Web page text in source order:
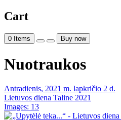
Cart
0 Items Buy now
Nuotraukos
Antradienis, 2021 m. lapkričio 2 d.
Lietuvos diena Taline 2021
Images: 13